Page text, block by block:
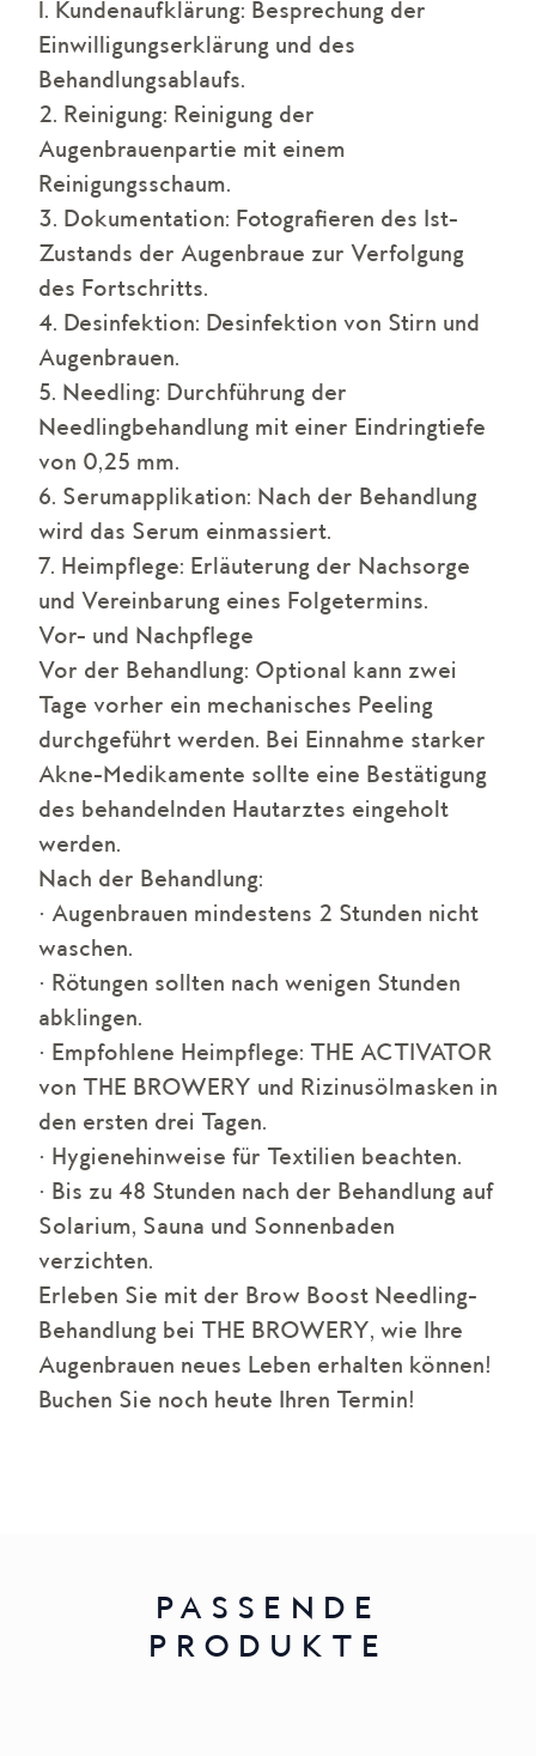
1. Kundenaufklärung: Besprechung der
Einwilligungserklärung und des
Behandlungsablaufs.
2. Reinigung: Reinigung der
Augenbrauenpartie mit einem
Reinigungsschaum.
3. Dokumentation: Fotografieren des Ist-
Zustands der Augenbraue zur Verfolgung
des Fortschritts.
4. Desinfektion: Desinfektion von Stirn und
Augenbrauen.
5. Needling: Durchführung der
Needlingbehandlung mit einer Eindringtiefe
von 0,25 mm.
6. Serumapplikation: Nach der Behandlung
wird das Serum einmassiert.
7. Heimpflege: Erläuterung der Nachsorge
und Vereinbarung eines Folgetermins.
Vor- und Nachpflege
Vor der Behandlung: Optional kann zwei
Tage vorher ein mechanisches Peeling
durchgeführt werden. Bei Einnahme starker
Akne-Medikamente sollte eine Bestätigung
des behandelnden Hautarztes eingeholt
werden.
Nach der Behandlung:
• Augenbrauen mindestens 2 Stunden nicht
waschen.
• Rötungen sollten nach wenigen Stunden
abklingen.
• Empfohlene Heimpflege: THE ACTIVATOR
von THE BROWERY und Rizinusölmasken in
den ersten drei Tagen.
• Hygienehinweise für Textilien beachten.
• Bis zu 48 Stunden nach der Behandlung auf
Solarium, Sauna und Sonnenbaden
verzichten.
Erleben Sie mit der Brow Boost Needling-
Behandlung bei THE BROWERY, wie Ihre
Augenbrauen neues Leben erhalten können!
Buchen Sie noch heute Ihren Termin!
PASSENDE
PRODUKTE